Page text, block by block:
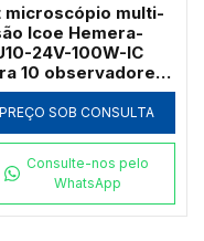
microscópio multi-
Icoe Hemera-
24V-100W-IC
10 observadores
objetivas
e
halogênia
PREÇO SOB CONSULTA
Consulte-nos pelo
WhatsApp